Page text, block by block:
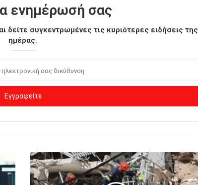
ενημέρωσή σας
συγκεντρωμένες τις κυριότερες ειδήσεις της
ημέρας.